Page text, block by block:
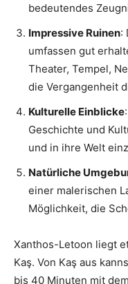
bedeutendes
Impressive Ruinen:
umfassen gut
Theater, Tempel,
die Vergangenheit
Kulturelle Einblicke
Geschichte und
und in ihre Welt
Natürliche
einer malerischen
Möglichkeit, die
Xanthos-Letoon liegt
Kaş. Von Kaş aus
bis 40 Minuten mit